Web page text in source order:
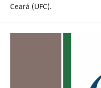
Ceará (UFC).